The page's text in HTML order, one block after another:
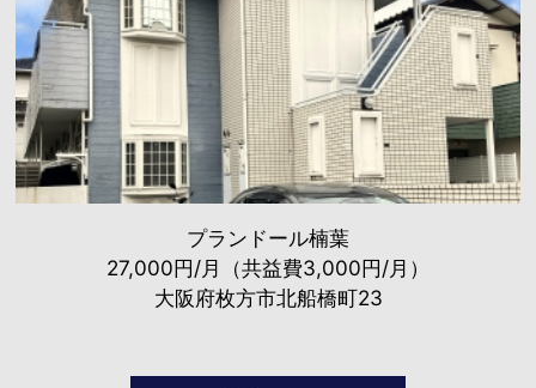
プランドール楠葉
27,000円/月（共益費3,000円/月）
大阪府枚方市北船橋町23